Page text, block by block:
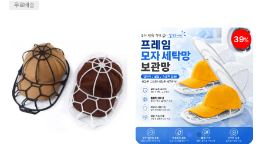
무료배송
39%